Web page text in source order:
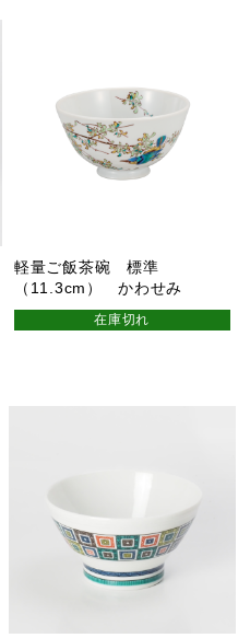
軽量ご飯茶碗 標準
（11.3cm） かわせみ
在庫切れ